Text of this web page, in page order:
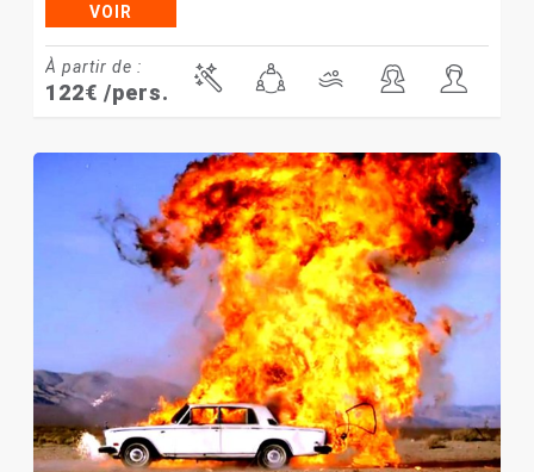
VOIR
À partir de :
122€ /pers.